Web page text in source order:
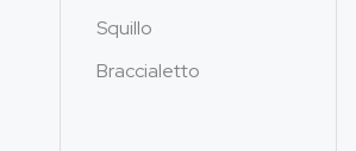
Squillo
Braccialetto